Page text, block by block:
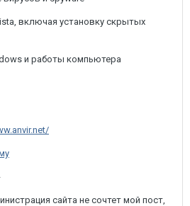
включая установку скрытых
и работы компьютера
сайта не сочтет мой пост,